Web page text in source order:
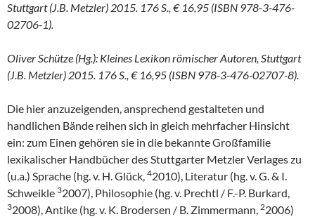
Stuttgart (J.B. Metzler) 2015. 176 S., € 16,95 (ISBN 978-3-476-
02706-1).
Oliver Schütze (Hg.): Kleines Lexikon römischer Autoren, Stuttgart
(J.B. Metzler) 2015. 176 S., € 16,95 (ISBN 978-3-476-02707-8).
Die hier anzuzeigenden, ansprechend gestalteten und
handlichen Bände reihen sich in gleich mehrfacher Hinsicht
ein: zum Einen gehören sie in die bekannte Großfamilie
lexikalischer Handbücher des Stuttgarter Metzler Verlages zu
(u.a.) Sprache (hg. v. H. Glück, 42010), Literatur (hg. v. G. & I.
Schweikle 32007), Philosophie (hg. v. Prechtl / F.-P. Burkard,
32008), Antike (hg. v. K. Brodersen / B. Zimmermann, 22006)